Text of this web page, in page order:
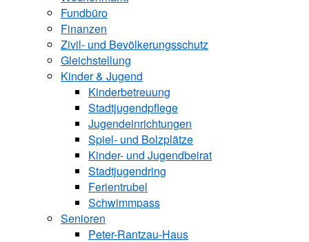
Fundbüro
Finanzen
Zivil- und Bevölkerungsschutz
Gleichstellung
Kinder & Jugend
Kinderbetreuung
Stadtjugendpflege
Jugendeinrichtungen
Spiel- und Bolzplätze
Kinder- und Jugendbeirat
Stadtjugendring
Ferientrubel
Schwimmpass
Senioren
Peter-Rantzau-Haus